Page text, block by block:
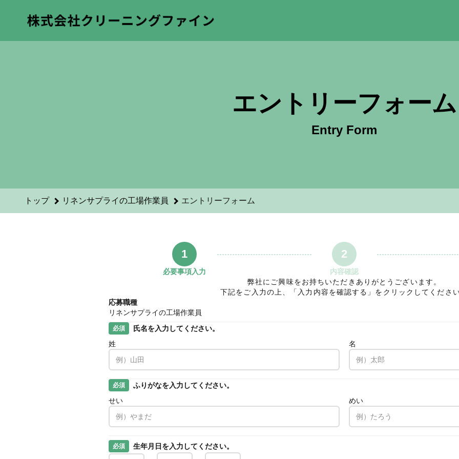
エントリーフォーム
Entry Form
トップ リネンサプライの工場作業員 エントリーフォーム
1
必要事項入力
2
内容確認
弊社にご興味をお持ちいただきありがとうございます。
下記をご入力の上、「入力内容を確認する」をクリックしてください
応募職種
リネンサプライの工場作業員
必須
氏名を入力してください。
姓
名
必須
ふりがなを入力してください。
せい
めい
必須 生年月日を入力してください。